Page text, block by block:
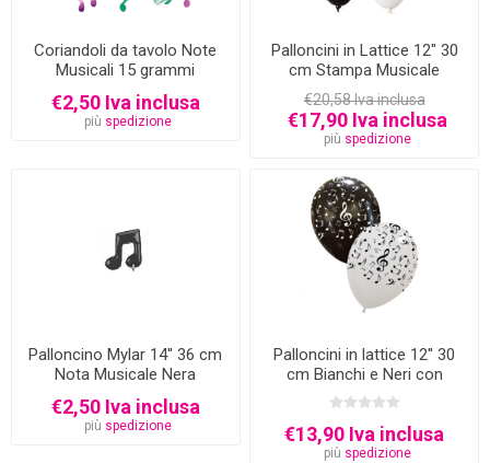
Coriandoli da tavolo Note
Musicali 15 grammi
€2,50 Iva inclusa
più spedizione
Palloncini in Lattice 12" 30
cm Stampa Musicale
Bianchi e Neri 100 pezzi
€20,58 Iva inclusa
€17,90 Iva inclusa
più spedizione
Palloncino Mylar 14'' 36 cm
Nota Musicale Nera
€2,50 Iva inclusa
più spedizione
Palloncini in lattice 12'' 30
cm Bianchi e Neri con
stampa Note Musicali 100
€13,90 Iva inclusa
più spedizione